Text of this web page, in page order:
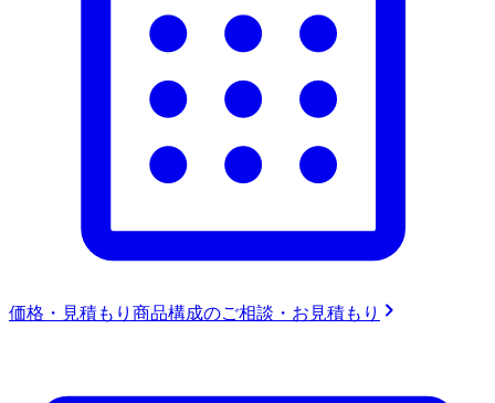
価格・見積もり 商品構成のご相談・お見積もり